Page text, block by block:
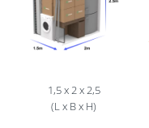
1,5 x 2 x 2,5
(L x B x H)